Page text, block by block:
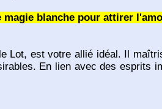
blanche pour attirer
Lot, est votre allié idéal. Il
En lien avec des esprits